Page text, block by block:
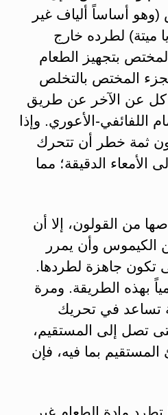
(وهو أساساً ألياف غير
ميتة) لطرده خارج
بتجهيز الطعام
المختص بالتخلص
كل عن الآخر عن طريق
الأعوري. وإذا
ثمة خطر أن تتحرك
الأمعاء الدقيقة؛ مما
من القولون، إلا أن
الكيموس وأن يمرر
تكون جاهزة لطردها.
بهذه الطريقة. ومرة
تساعد في تحريك
تصل إلى المستقيم،
المستقيم بما فيه، فإن